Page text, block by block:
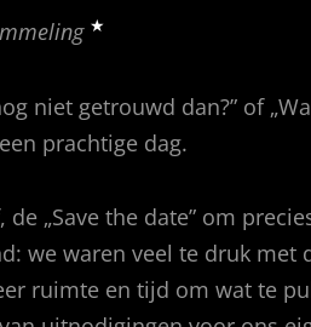
★
niet getrouwd dan?” of
prachtige dag.
„Save the date” om
we waren veel te druk met
ruimte en tijd om wat te